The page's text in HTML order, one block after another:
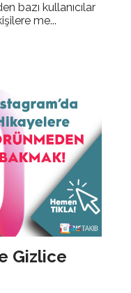
bazı kullanıcılar
me...
Gizlice